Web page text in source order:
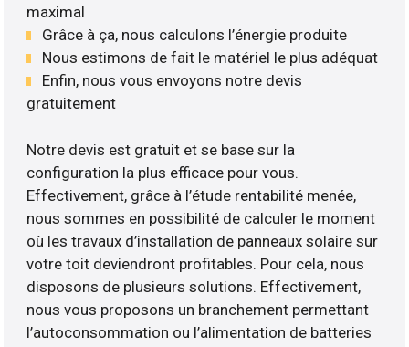
maximal
Grâce à ça, nous calculons l’énergie produite
Nous estimons de fait le matériel le plus adéquat
Enfin, nous vous envoyons notre devis
gratuitement
Notre devis est gratuit et se base sur la
configuration la plus efficace pour vous.
Effectivement, grâce à l’étude rentabilité menée,
nous sommes en possibilité de calculer le moment
où les travaux d’installation de panneaux solaire sur
votre toit deviendront profitables. Pour cela, nous
disposons de plusieurs solutions. Effectivement,
nous vous proposons un branchement permettant
l’autoconsommation ou l’alimentation de batteries